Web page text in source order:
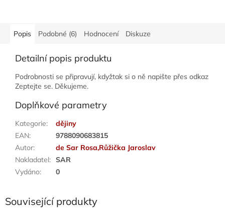
Popis Podobné (6) Hodnocení Diskuze
Detailní popis produktu
Podrobnosti se připravují, kdyžtak si o ně napište přes odkaz
Zeptejte se. Děkujeme.
Doplňkové parametry
Kategorie:
dějiny
EAN:
9788090683815
Autor:
de Sar Rosa,Růžička Jaroslav
Nakladatel: SAR
Vydáno: 0
Související produkty